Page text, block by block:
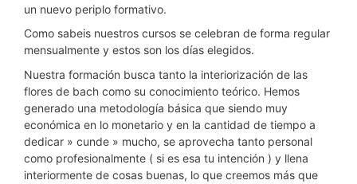
un nuevo periplo formativo.
Como sabeis nuestros cursos se celebran de forma regular
mensualmente y estos son los días elegidos.
Nuestra formación busca tanto la interiorización de las
flores de bach como su conocimiento teórico. Hemos
generado una metodología básica que siendo muy
económica en lo monetario y en la cantidad de tiempo a
dedicar » cunde » mucho, se aprovecha tanto personal
como profesionalmente ( si es esa tu intención ) y llena
interiormente de cosas buenas, lo que creemos más que